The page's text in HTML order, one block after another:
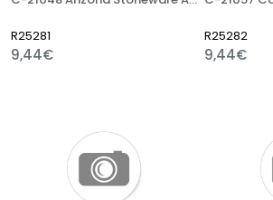
R25281
9,44€
R25282
9,44€